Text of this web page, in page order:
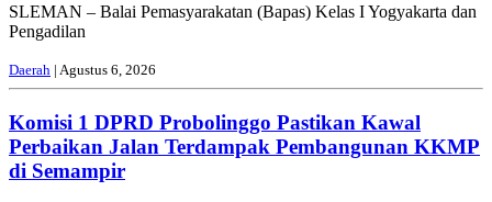
SLEMAN – Balai Pemasyarakatan (Bapas) Kelas I Yogyakarta dan
Pengadilan
Daerah | Agustus 6, 2026
Komisi 1 DPRD Probolinggo Pastikan Kawal
Perbaikan Jalan Terdampak Pembangunan KKMP
di Semampir